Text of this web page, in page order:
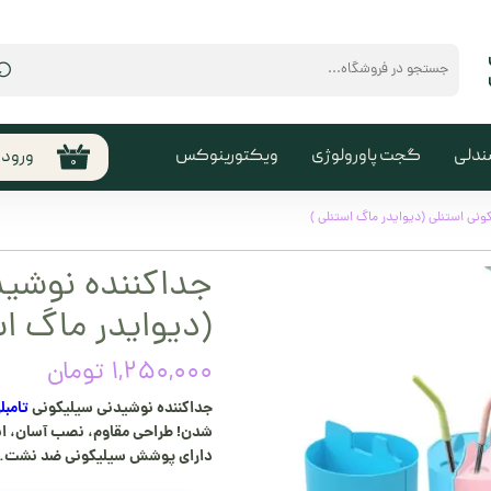
گجت پاورولوژی ویکتورینوکس ۰ ورود
استنلی (دیوایدر ماگ استنلی )
جداکننده
(دیوایدر ماگ
۱,۲۵۰,۰۰۰ تومان
جداکننده نوشیدنی سیلیکونی
شدن! طراحی مقاوم، نصب آسان،
دارای پوشش سیلیکونی ضد نشت.